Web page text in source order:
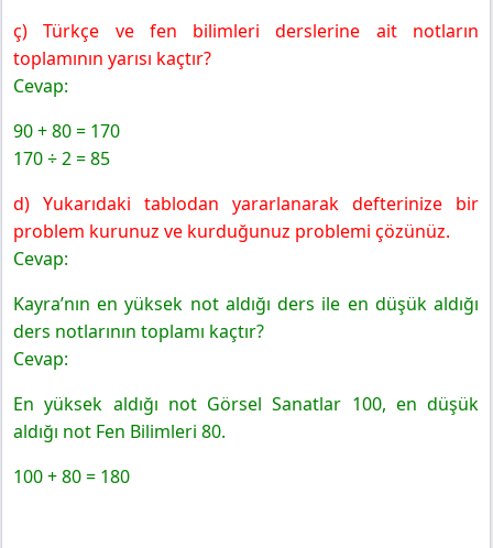
ç) Türkçe ve fen bilimleri derslerine ait notların
toplamının yarısı kaçtır?
Cevap:
90 + 80 = 170
170 ÷ 2 = 85
d) Yukarıdaki tablodan yararlanarak defterinize bir
problem kurunuz ve kurduğunuz problemi çözünüz.
Cevap:
Kayra’nın en yüksek not aldığı ders ile en düşük aldığı
ders notlarının toplamı kaçtır?
Cevap:
En yüksek aldığı not Görsel Sanatlar 100, en düşük
aldığı not Fen Bilimleri 80.
100 + 80 = 180